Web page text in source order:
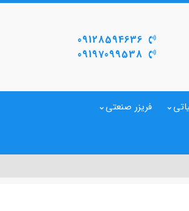
09128594636
09197099538
فریزر صنعتی